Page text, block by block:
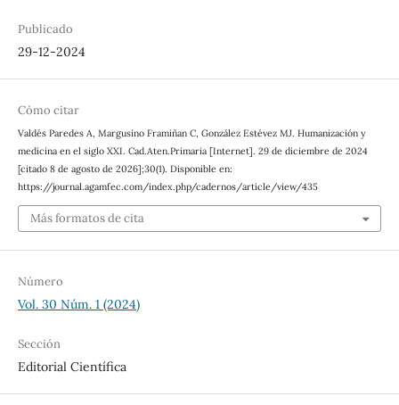
Publicado
29-12-2024
Cómo citar
Valdés Paredes A, Margusino Framiñan C, González Estévez MJ. Humanización y
medicina en el siglo XXI. Cad.Aten.Primaria [Internet]. 29 de diciembre de 2024
[citado 8 de agosto de 2026];30(1). Disponible en:
https://journal.agamfec.com/index.php/cadernos/article/view/435
Más formatos de cita
Número
Vol. 30 Núm. 1 (2024)
Sección
Editorial Científica